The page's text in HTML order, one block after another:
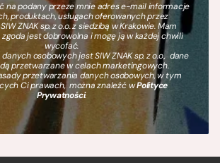
na podany przeze mnie adres e-mail informacje
produktach, usługach oferowanych przez
ZNAK sp. z o.o. z siedzibą w Krakowie. Mam
jest dobrowolna i mogę ją w każdej chwili
wycofać.
osobowych jest SIW ZNAK sp. z o.o., dane
przetwarzane w celach marketingowych.
przetwarzania danych osobowych, w tym
Ci prawach, można znaleźć wPolityce
Prywatności.